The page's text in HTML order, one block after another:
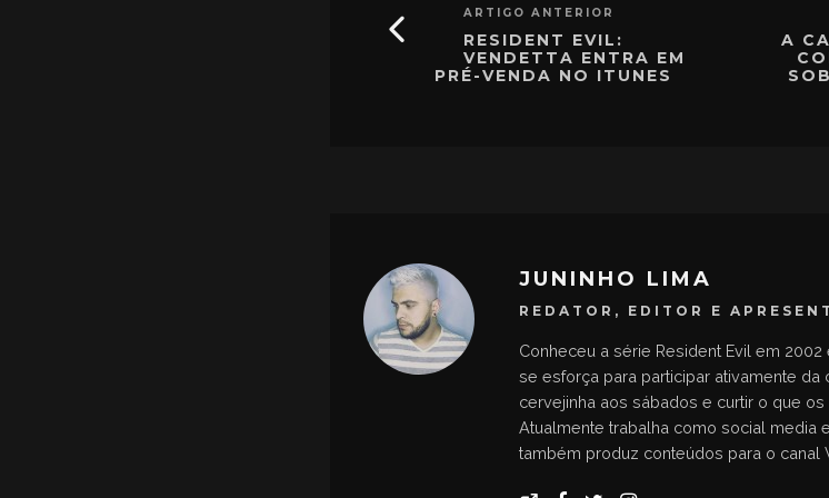
ARTIGO ANTERIOR
RESIDENT EVIL:
VENDETTA ENTRA EM
PRÉ-VENDA NO ITUNES
A
JUNINHO LIMA
REDATOR, EDITOR E
Conheceu a série Resident Evil em
se esforça para participar ativamente da
cervejinha aos sábados e curtir o que
Atualmente trabalha como social media
também produz conteúdos para o canal